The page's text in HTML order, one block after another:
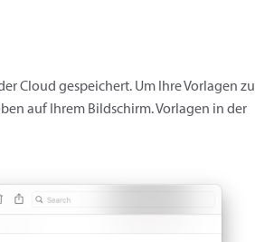
Cloud gespeichert. Um Ihre Vorlagen zu
auf Ihrem Bildschirm. Vorlagen in der